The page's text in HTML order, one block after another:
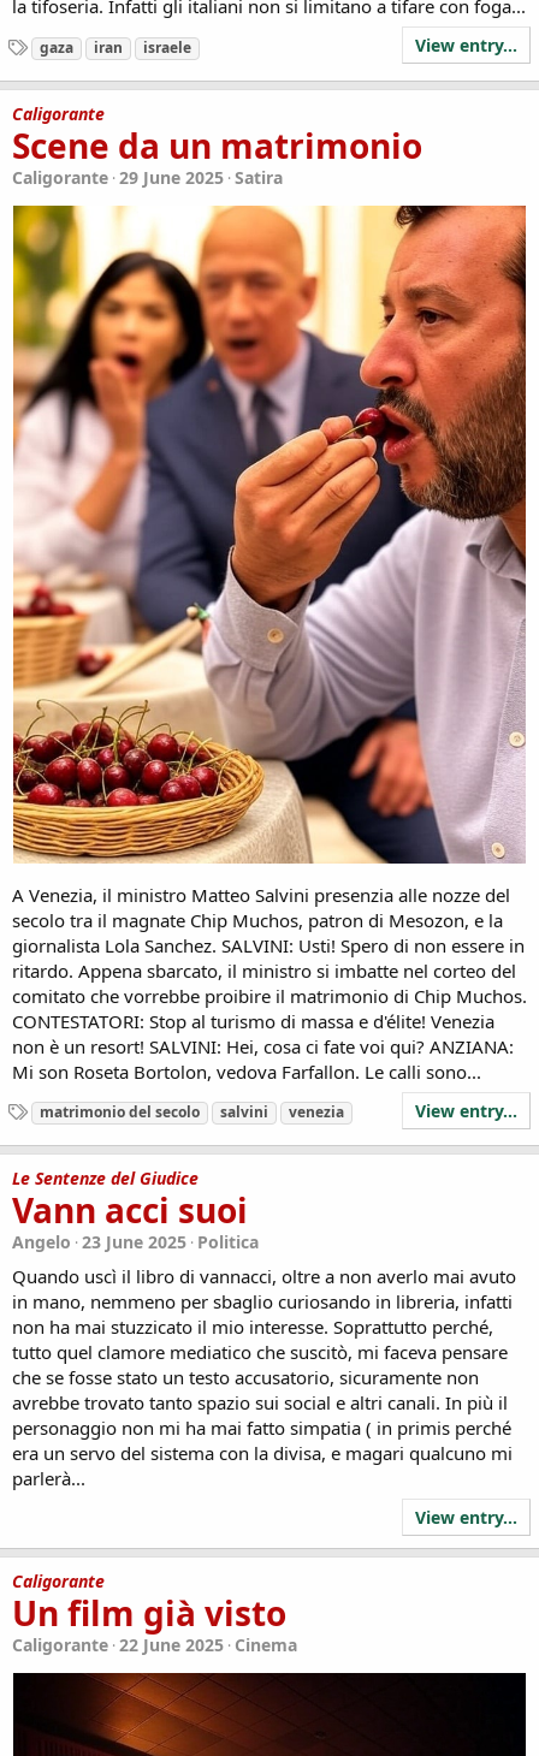
la tifoseria. Infatti gli italiani non si limitano a tifare con foga...
View entry...
T
a
g
s
gaza iran israele
Caligorante
Scene da un matrimonio
Caligorante 29 June 2025 Satira
A Venezia, il ministro Matteo Salvini presenzia alle nozze del
secolo tra il magnate Chip Muchos, patron di Mesozon, e la
giornalista Lola Sanchez. SALVINI: Usti! Spero di non essere in
ritardo. Appena sbarcato, il ministro si imbatte nel corteo del
comitato che vorrebbe proibire il matrimonio di Chip Muchos.
CONTESTATORI: Stop al turismo di massa e d'élite! Venezia
non è un resort! SALVINI: Hei, cosa ci fate voi qui? ANZIANA:
Mi son Roseta Bortolon, vedova Farfallon. Le calli sono...
View entry...
T
g
s
matrimonio del secolo salvini venezia
Le Sentenze del Giudice
Vann acci suoi
Angelo 23 June 2025 Politica
Quando uscì il libro di vannacci, oltre a non averlo mai avuto
in mano, nemmeno per sbaglio curiosando in libreria, infatti
non ha mai stuzzicato il mio interesse. Soprattutto perché,
tutto quel clamore mediatico che suscitò, mi faceva pensare
che se fosse stato un testo accusatorio, sicuramente non
avrebbe trovato tanto spazio sui social e altri canali. In più il
personaggio non mi ha mai fatto simpatia ( in primis perché
era un servo del sistema con la divisa, e magari qualcuno mi
parlerà...
View entry...
Caligorante
Un film già visto
Caligorante 22 June 2025 Cinema